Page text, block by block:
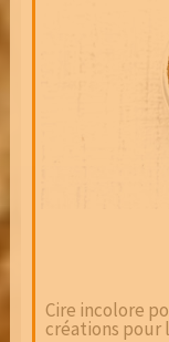
Cire incolore
créations pour